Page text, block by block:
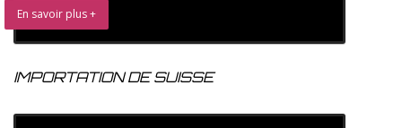
En savoir plus +
IMPORTATION DE SUISSE